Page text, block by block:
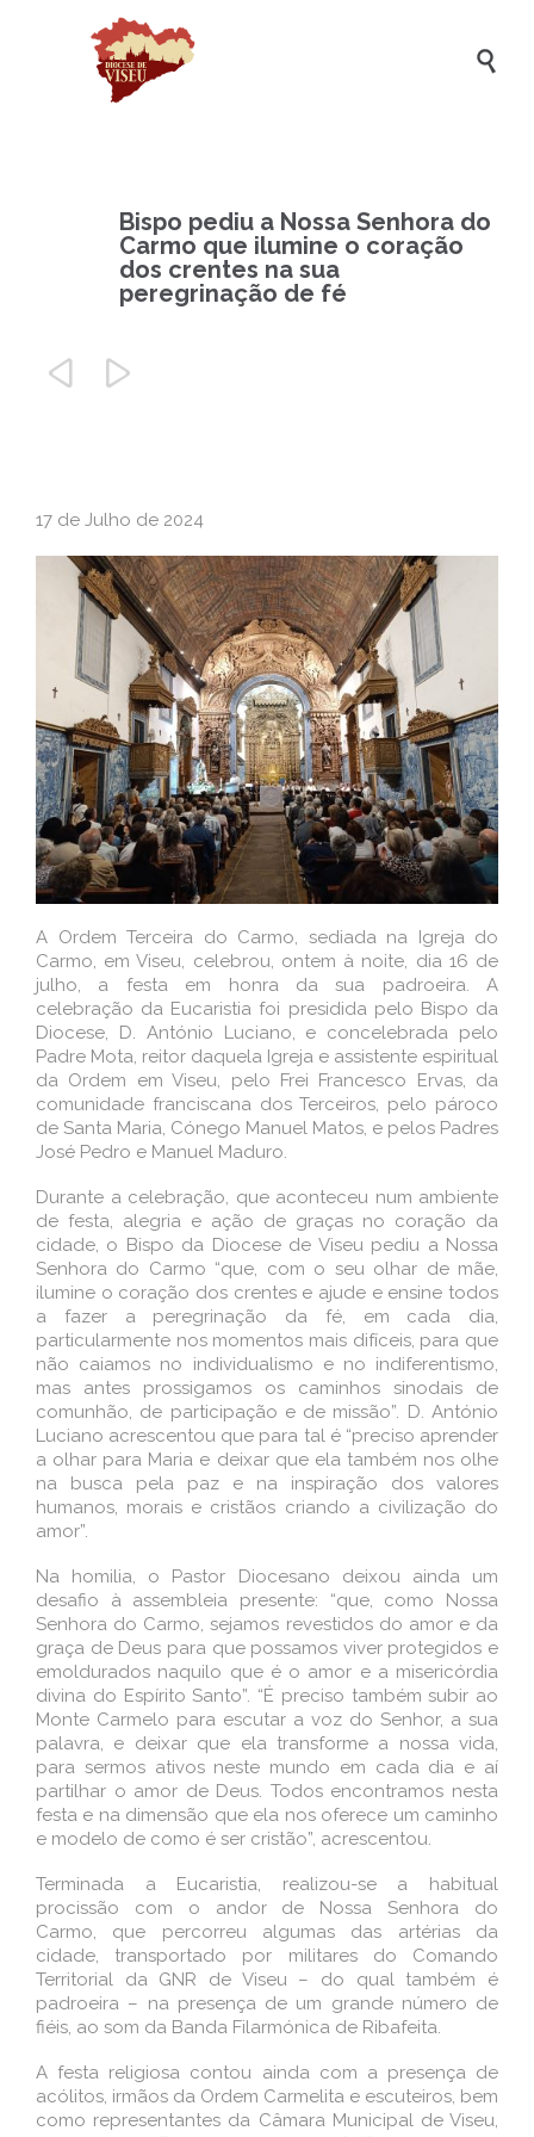

Bispo pediu a Nossa Senhora do
Carmo que ilumine o coração
dos crentes na sua
peregrinação de fé
 
17 de Julho de 2024
A Ordem Terceira do Carmo, sediada na Igreja do
Carmo, em Viseu, celebrou, ontem à noite, dia 16 de
julho, a festa em honra da sua padroeira. A
celebração da Eucaristia foi presidida pelo Bispo da
Diocese, D. António Luciano, e concelebrada pelo
Padre Mota, reitor daquela Igreja e assistente espiritual
da Ordem em Viseu, pelo Frei Francesco Ervas, da
comunidade franciscana dos Terceiros, pelo pároco
de Santa Maria, Cónego Manuel Matos, e pelos Padres
José Pedro e Manuel Maduro.
Durante a celebração, que aconteceu num ambiente
de festa, alegria e ação de graças no coração da
cidade, o Bispo da Diocese de Viseu pediu a Nossa
Senhora do Carmo “que, com o seu olhar de mãe,
ilumine o coração dos crentes e ajude e ensine todos
a fazer a peregrinação da fé, em cada dia,
particularmente nos momentos mais difíceis, para que
não caiamos no individualismo e no indiferentismo,
mas antes prossigamos os caminhos sinodais de
comunhão, de participação e de missão”. D. António
Luciano acrescentou que para tal é “preciso aprender
a olhar para Maria e deixar que ela também nos olhe
na busca pela paz e na inspiração dos valores
humanos, morais e cristãos criando a civilização do
amor”.
Na homilia, o Pastor Diocesano deixou ainda um
desafio à assembleia presente: “que, como Nossa
Senhora do Carmo, sejamos revestidos do amor e da
graça de Deus para que possamos viver protegidos e
emoldurados naquilo que é o amor e a misericórdia
divina do Espírito Santo”. “É preciso também subir ao
Monte Carmelo para escutar a voz do Senhor, a sua
palavra, e deixar que ela transforme a nossa vida,
para sermos ativos neste mundo em cada dia e aí
partilhar o amor de Deus. Todos encontramos nesta
festa e na dimensão que ela nos oferece um caminho
e modelo de como é ser cristão”, acrescentou.
Terminada a Eucaristia, realizou-se a habitual
procissão com o andor de Nossa Senhora do
Carmo, que percorreu algumas das artérias da
cidade, transportado por militares do Comando
Territorial da GNR de Viseu – do qual também é
padroeira – na presença de um grande número de
fiéis, ao som da Banda Filarmónica de Ribafeita.
A festa religiosa contou ainda com a presença de
acólitos, irmãos da Ordem Carmelita e escuteiros, bem
como representantes da Câmara Municipal de Viseu,